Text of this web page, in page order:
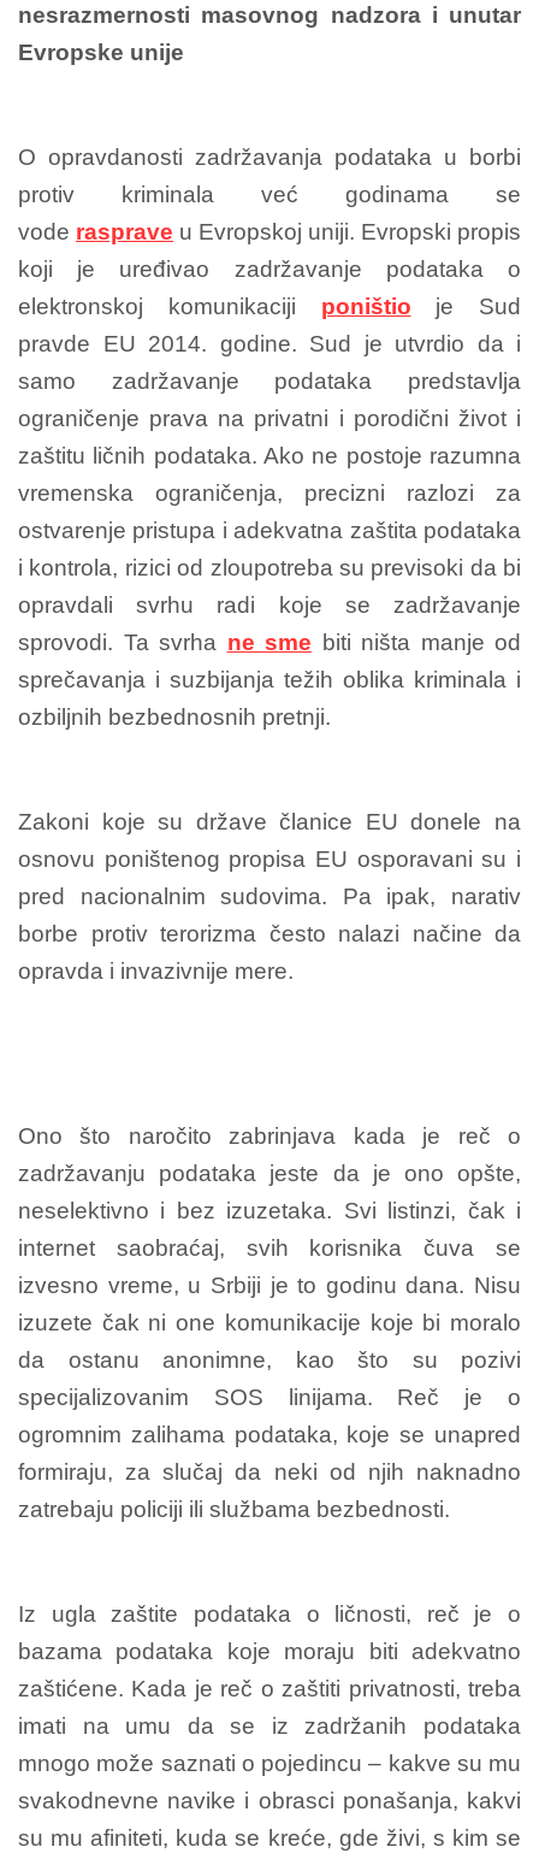
nesrazmernosti masovnog nadzora i unutar
Evropske unije
O opravdanosti zadržavanja podataka u borbi
protiv kriminala već godinama se
vode rasprave u Evropskoj uniji. Evropski propis
koji je uređivao zadržavanje podataka o
elektronskoj komunikaciji poništio je Sud
pravde EU 2014. godine. Sud je utvrdio da i
samo zadržavanje podataka predstavlja
ograničenje prava na privatni i porodični život i
zaštitu ličnih podataka. Ako ne postoje razumna
vremenska ograničenja, precizni razlozi za
ostvarenje pristupa i adekvatna zaštita podataka
i kontrola, rizici od zloupotreba su previsoki da bi
opravdali svrhu radi koje se zadržavanje
sprovodi. Ta svrha ne sme biti ništa manje od
sprečavanja i suzbijanja težih oblika kriminala i
ozbiljnih bezbednosnih pretnji.
Zakoni koje su države članice EU donele na
osnovu poništenog propisa EU osporavani su i
pred nacionalnim sudovima. Pa ipak, narativ
borbe protiv terorizma često nalazi načine da
opravda i invazivnije mere.
Ono što naročito zabrinjava kada je reč o
zadržavanju podataka jeste da je ono opšte,
neselektivno i bez izuzetaka. Svi listinzi, čak i
internet saobraćaj, svih korisnika čuva se
izvesno vreme, u Srbiji je to godinu dana. Nisu
izuzete čak ni one komunikacije koje bi moralo
da ostanu anonimne, kao što su pozivi
specijalizovanim SOS linijama. Reč je o
ogromnim zalihama podataka, koje se unapred
formiraju, za slučaj da neki od njih naknadno
zatrebaju policiji ili službama bezbednosti.
Iz ugla zaštite podataka o ličnosti, reč je o
bazama podataka koje moraju biti adekvatno
zaštićene. Kada je reč o zaštiti privatnosti, treba
imati na umu da se iz zadržanih podataka
mnogo može saznati o pojedincu – kakve su mu
svakodnevne navike i obrasci ponašanja, kakvi
su mu afiniteti, kuda se kreće, gde živi, s kim se